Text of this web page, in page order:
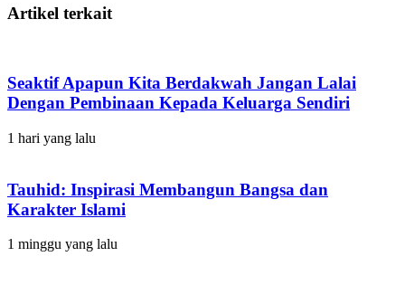
Artikel terkait
Seaktif Apapun Kita Berdakwah Jangan Lalai
Dengan Pembinaan Kepada Keluarga Sendiri
1 hari yang lalu
Tauhid: Inspirasi Membangun Bangsa dan
Karakter Islami
1 minggu yang lalu